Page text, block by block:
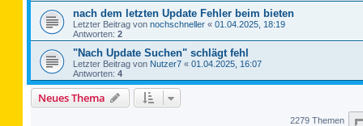
nach dem letzten Update Fehler beim bieten
Letzter Beitrag von nochschneller « 01.04.2025, 18:19
Antworten: 2
"Nach Update Suchen" schlägt fehl
Letzter Beitrag von Nutzer7 « 01.04.2025, 16:07
Antworten: 4
Neues Thema
2279 Themen